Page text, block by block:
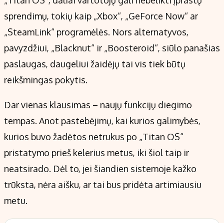
sprendimų, tokių kaip „Xbox“, „GeForce Now“ ar
„SteamLink“ programėlės. Nors alternatyvos,
pavyzdžiui, „Blacknut“ ir „Boosteroid“, siūlo panašias
paslaugas, daugeliui žaidėjų tai vis tiek būtų
reikšmingas pokytis.
Dar vienas klausimas – naujų funkcijų diegimo
tempas. Anot pastebėjimų, kai kurios galimybės,
kurios buvo žadėtos netrukus po „Titan OS“
pristatymo prieš kelerius metus, iki šiol taip ir
neatsirado. Dėl to, jei šiandien sistemoje kažko
trūksta, nėra aišku, ar tai bus pridėta artimiausiu
metu.